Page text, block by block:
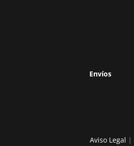
Envíos
Aviso Legal |